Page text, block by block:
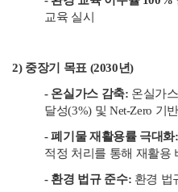
교육 실시
2) 중장기 목표 (2030년)
- 온실가스 감축: 온실가
달성(3%) 및 Net-Zero 기
- 폐기물 재활용률 극대화:
적정 처리를 통해 재활용
- 환경 법규 준수: 환경 법